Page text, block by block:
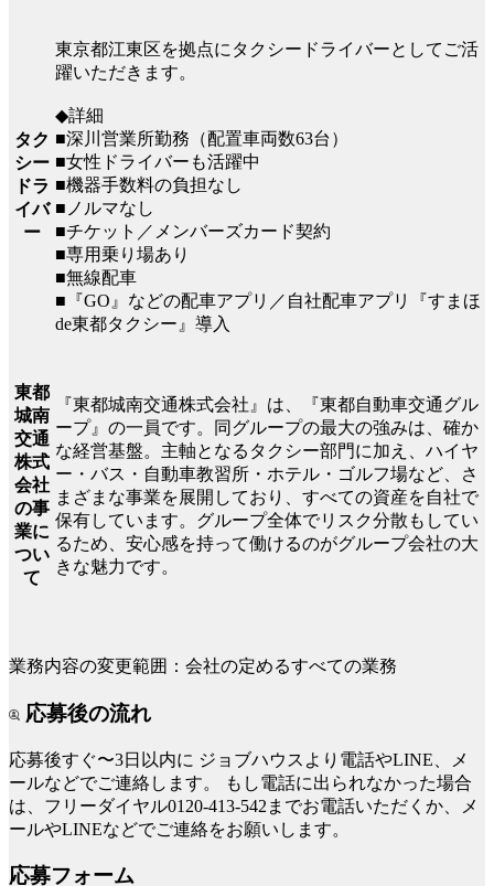
タク
シー
ドラ
イバ
ー
東京都江東区を拠点にタクシードライバーとしてご活
躍いただきます。
◆詳細
■深川営業所勤務（配置車両数63台）
■女性ドライバーも活躍中
■機器手数料の負担なし
■ノルマなし
■チケット／メンバーズカード契約
■専用乗り場あり
■無線配車
■『GO』などの配車アプリ／自社配車アプリ『すまほ
de東都タクシー』導入
東都
城南
交通
株式
会社
の事
業に
つい
て
『東都城南交通株式会社』は、『東都自動車交通グル
ープ』の一員です。同グループの最大の強みは、確か
な経営基盤。主軸となるタクシー部門に加え、ハイヤ
ー・バス・自動車教習所・ホテル・ゴルフ場など、さ
まざまな事業を展開しており、すべての資産を自社で
保有しています。グループ全体でリスク分散もしてい
るため、安心感を持って働けるのがグループ会社の大
きな魅力です。
業務内容の変更範囲：会社の定めるすべての業務
応募後の流れ
応募後すぐ〜3日以内に ジョブハウスより電話やLINE、メ
ールなどでご連絡します。
もし電話に出られなかった場合
は、フリーダイヤル0120-413-542までお電話いただくか、メ
ールやLINEなどでご連絡をお願いします。
応募フォーム